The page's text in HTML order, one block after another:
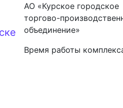
АО «Курское городское
торгово-
объединение»
Время работы